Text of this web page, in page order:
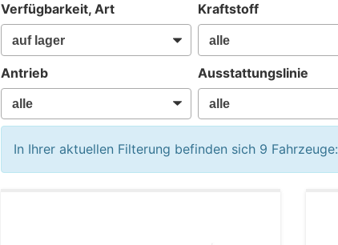
Verfügbarkeit, Art Kraftstoff
Antrieb Ausstattungslinie
In Ihrer aktuellen Filterung befinden sich 9 Fahrzeuge: